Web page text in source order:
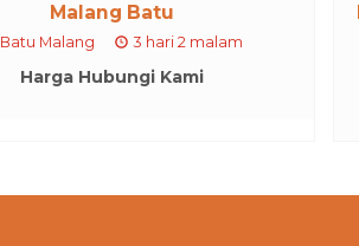
Malang Batu
Batu Malang 3 hari 2 malam
Harga Hubungi Kami